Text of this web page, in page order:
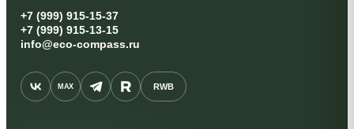
+7 (999) 915-15-37
+7 (999) 915-13-15
info@eco-compass.ru
MAX RWB